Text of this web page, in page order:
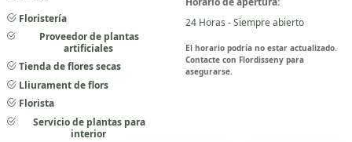
Floristería
Proveedor de plantas
artificiales
Tienda de flores secas
Lliurament de flors
Florista
Servicio de plantas para
interior
24 Horas - Siempre abierto
El horario podría no estar actualizado.
Contacte con Flordisseny para
asegurarse.